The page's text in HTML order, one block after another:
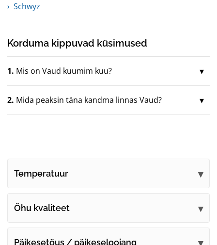
Schwyz
Korduma kippuvad küsimused
1. Mis on Vaud kuumim kuu?
2. Mida peaksin täna kandma linnas Vaud?
Temperatuur
Õhu kvaliteet
Päikesetõus / päikeseloojang